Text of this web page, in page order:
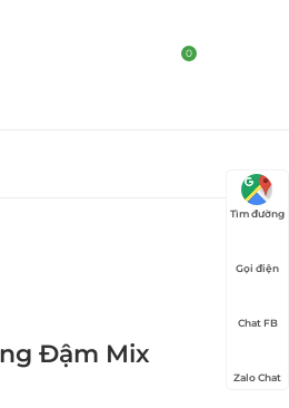
0
Đậm Mix
Tìm đường
Gọi điện
Chat FB
Zalo Chat